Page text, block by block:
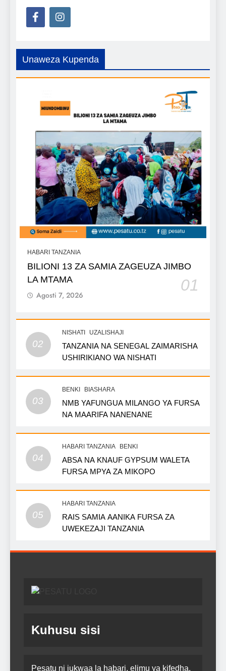
Unaweza Kupenda
HABARI TANZANIA
BILIONI 13 ZA SAMIA ZAGEUZA JIMBO
LA MTAMA
01
Agosti 7, 2026
02
NISHATI UZALISHAJI
TANZANIA NA SENEGAL ZAIMARISHA
USHIRIKIANO WA NISHATI
03
BENKI BIASHARA
NMB YAFUNGUA MILANGO YA FURSA
NA MAARIFA NANENANE
04
HABARI TANZANIA BENKI
ABSA NA KNAUF GYPSUM WALETA
FURSA MPYA ZA MIKOPO
05
HABARI TANZANIA
RAIS SAMIA AANIKA FURSA ZA
UWEKEZAJI TANZANIA
Kuhusu sisi
Pesatu ni jukwaa la habari, elimu ya kifedha,